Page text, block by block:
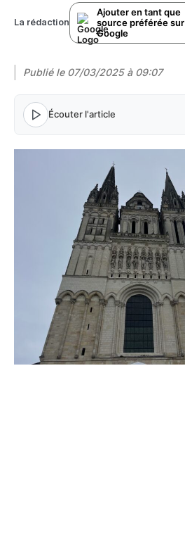
La rédaction
Ajouter en tant que
source préférée sur
Google
Publié le 07/03/2025 à 09:07
Écouter l'article